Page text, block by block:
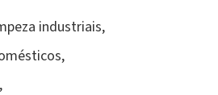
industriais,